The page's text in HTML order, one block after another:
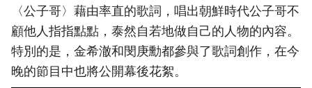
〈公子哥〉藉由率直的歌詞，唱出朝鮮時代公子哥不
顧他人指指點點，泰然自若地做自己的人物的內容。
特別的是，金希澈和閔庚勳都參與了歌詞創作，在今
晚的節目中也將公開幕後花絮。